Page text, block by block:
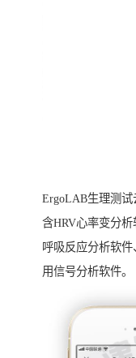
ErgoLAB生理测
含HRV心率变分
呼吸反应分析软
用信号分析软件。